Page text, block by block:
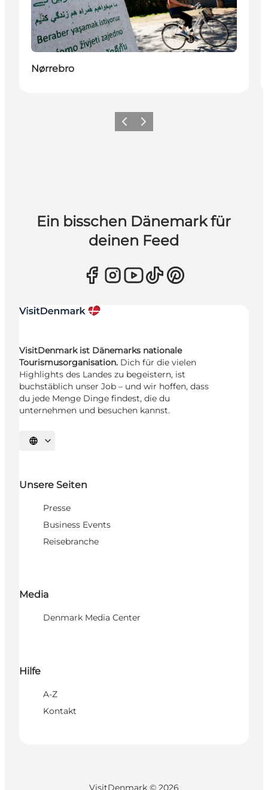
Nørrebro
ZurückWeiter
Ein bisschen Dänemark für
deinen Feed
VisitDenmark ist Dänemarks nationale
Tourismusorganisation. Dich für die vielen
Highlights des Landes zu begeistern, ist
buchstäblich unser Job – und wir hoffen, dass
du jede Menge Dinge findest, die du
unternehmen und besuchen kannst.
Sprache auswählen
Unsere Seiten
Presse
Business Events
Reisebranche
Media
Denmark Media Center
Hilfe
A-Z
Kontakt
VisitDenmark © 2026